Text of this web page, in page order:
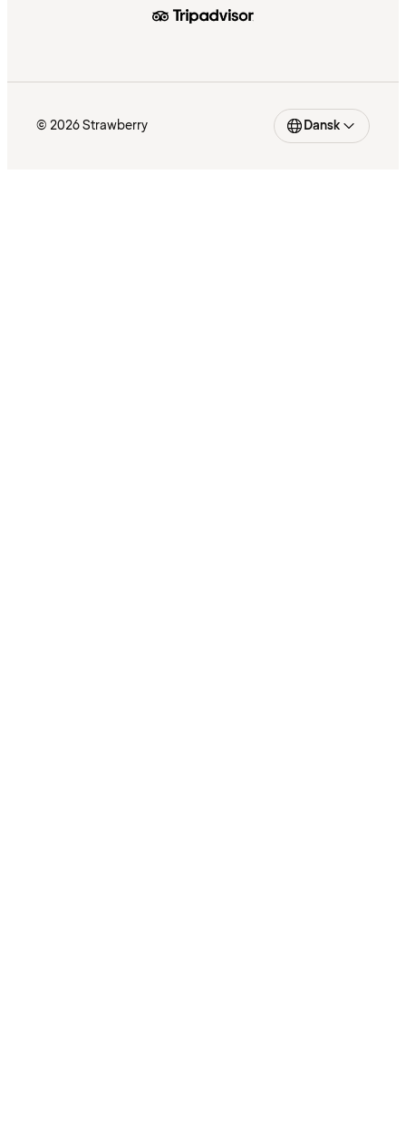
© 2026 Strawberry Dansk